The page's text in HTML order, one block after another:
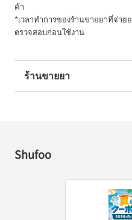
ค้า
*เวลาทำการของร้านขายยาที่จ่า
ตรวจสอบก่อนใช้งาน
ร้านขายยา
Shufoo